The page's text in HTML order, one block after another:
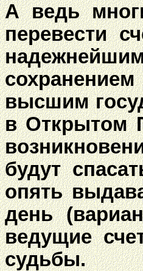
А ведь
перевести
высшим
в Открытом
будут
опять
день
ведущие
судьбы.